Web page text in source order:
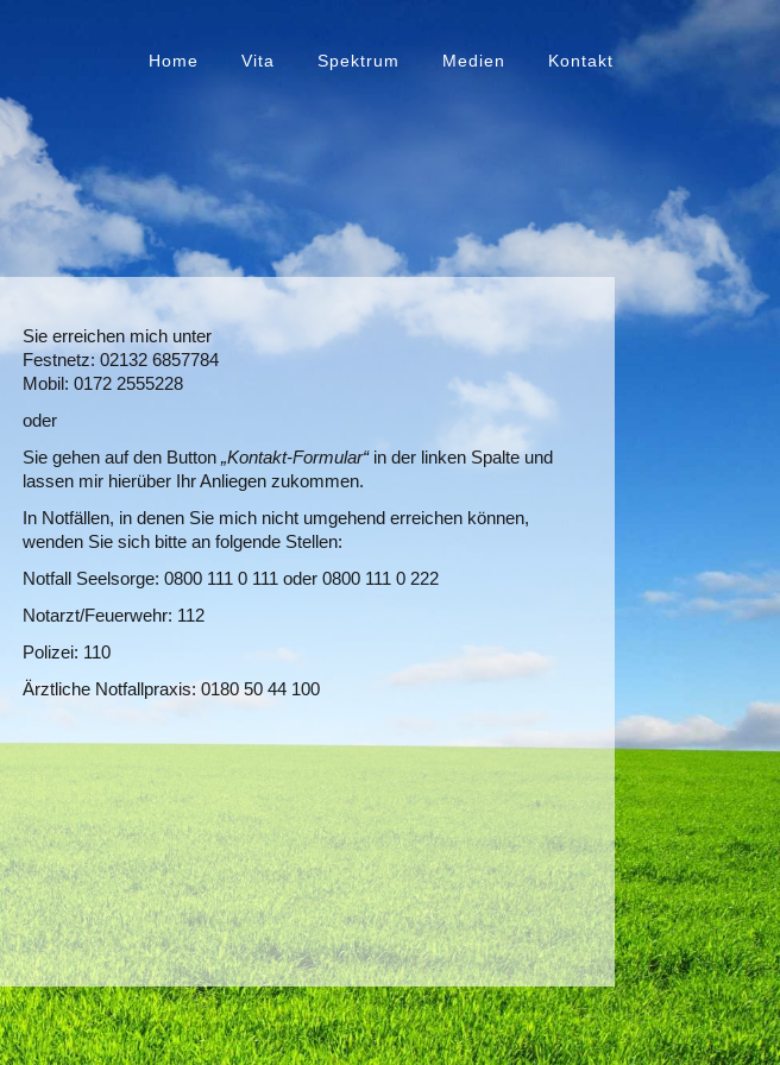
Home Vita Spektrum Medien Kontakt
Sie erreichen mich unter
Festnetz: 02132 6857784
Mobil: 0172 2555228
oder
Sie gehen auf den Button „Kontakt-Formular“in der linken Spalte und
lassen mir hierüber Ihr Anliegen zukommen.
In Notfällen, in denen Sie mich nicht umgehend erreichen können,
wenden Sie sich bitte an folgende Stellen:
Notfall Seelsorge: 0800 111 0 111 oder 0800 111 0 222
Notarzt/Feuerwehr: 112
Polizei: 110
Ärztliche Notfallpraxis: 0180 50 44 100